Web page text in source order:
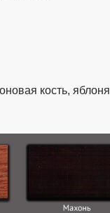
кость, яблоня